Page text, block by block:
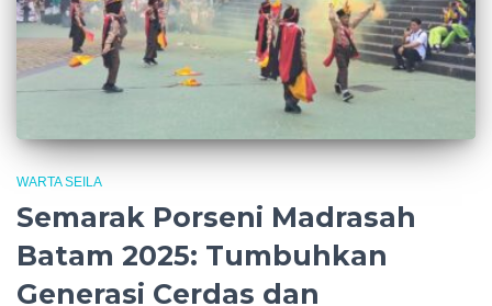
WARTA SEILA
Semarak Porseni Madrasah
Batam 2025: Tumbuhkan
Generasi Cerdas dan